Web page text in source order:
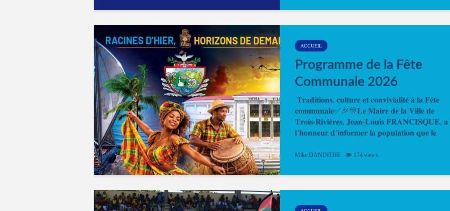
ACCUEIL
Programme de la Fête
Communale 2026
𝐓𝐫𝐚𝐝𝐢𝐭𝐢𝐨𝐧𝐬, 𝐜𝐮𝐥𝐭𝐮𝐫𝐞 𝐞𝐭 𝐜𝐨𝐧𝐯𝐢𝐯𝐢𝐚𝐥𝐢𝐭𝐞́ 𝐚̀ 𝐥𝐚 𝐅𝐞̂𝐭𝐞
𝐜𝐨𝐦𝐦𝐮𝐧𝐚𝐥𝐞✅🎉🎊𝐋𝐞 𝐌𝐚𝐢𝐫𝐞 𝐝𝐞 𝐥𝐚 𝐕𝐢𝐥𝐥𝐞 𝐝𝐞
𝐓𝐫𝐨𝐢𝐬-𝐑𝐢𝐯𝐢𝐞̀𝐫𝐞𝐬, 𝐉𝐞𝐚𝐧-𝐋𝐨𝐮𝐢𝐬 𝐅𝐑𝐀𝐍𝐂𝐈𝐒𝐐𝐔𝐄, 𝐚
𝐥’𝐡𝐨𝐧𝐧𝐞𝐮𝐫 𝐝’𝐢𝐧𝐟𝐨𝐫𝐦𝐞𝐫 𝐥𝐚 𝐩𝐨𝐩𝐮𝐥𝐚𝐭𝐢𝐨𝐧 𝐪𝐮𝐞 𝐥𝐞
Mike DANINTHE 174 views